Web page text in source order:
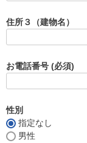
住所３（建物名）
お電話番号 (必須)
性別
指定なし
男性